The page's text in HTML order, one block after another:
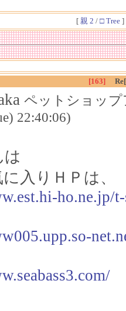
[ 親 2 / □ Tree]
[163]
ペットショップ
22:40:06)
は
入りＨＰは、
ho.ne.jp/